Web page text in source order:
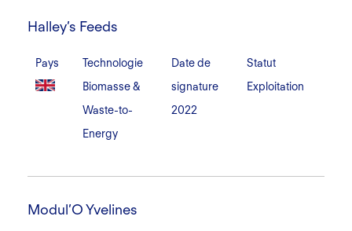
Feeds
Halley’s Feeds
Pays
Technologie
Biomasse &
Waste-to-
Energy
Date de
signature
2022
Statut
Exploitation
Yvelines
Modul’O Yvelines